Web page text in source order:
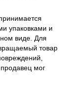
упаковками и
виде. Для
товар
мог